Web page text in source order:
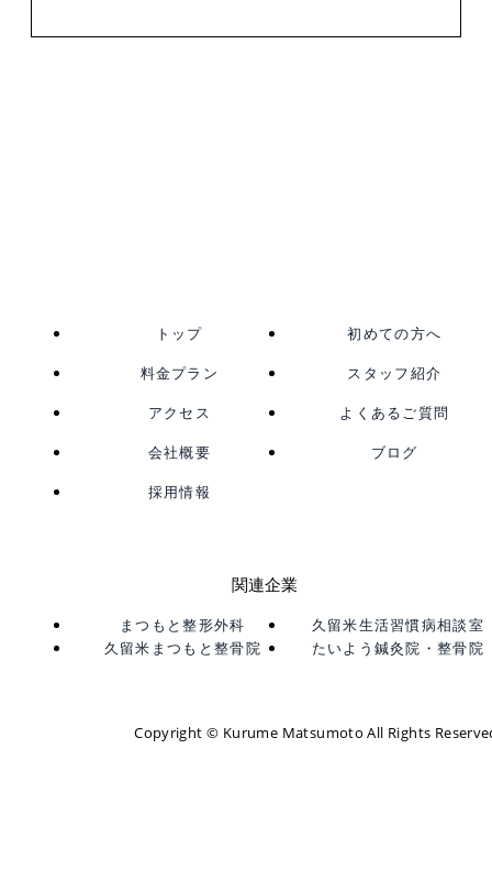
トップ 初めての方へ
料金プラン スタッフ紹介
アクセス よくあるご質問
会社概要 ブログ
採用情報
関連企業
まつもと整形外科
久留米生活習慣病相談室
久留米まつもと整骨院
たいよう鍼灸院・整骨院
Copyright © Kurume Matsumoto All Rights